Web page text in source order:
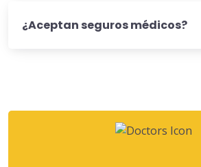
¿Aceptan seguros médicos?